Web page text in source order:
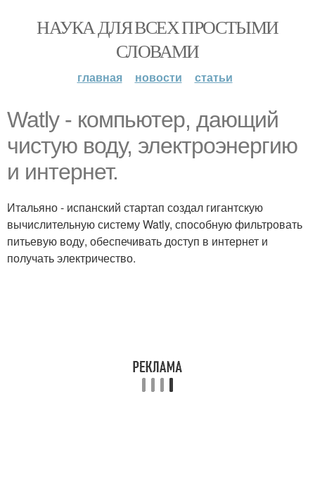
НАУКА ДЛЯ ВСЕХ ПРОСТЫМИ
СЛОВАМИ
главная новости статьи
Watly - компьютер, дающий
чистую воду, электроэнергию
и интернет.
Итальяно - испанский стартап создал гигантскую
вычислительную систему Watly, способную фильтровать
питьевую воду, обеспечивать доступ в интернет и
получать электричество.